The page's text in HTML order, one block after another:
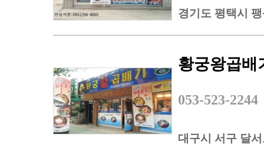
경기도 평택시
황궁왕곱배
053-523-2244
대구시 서구 달